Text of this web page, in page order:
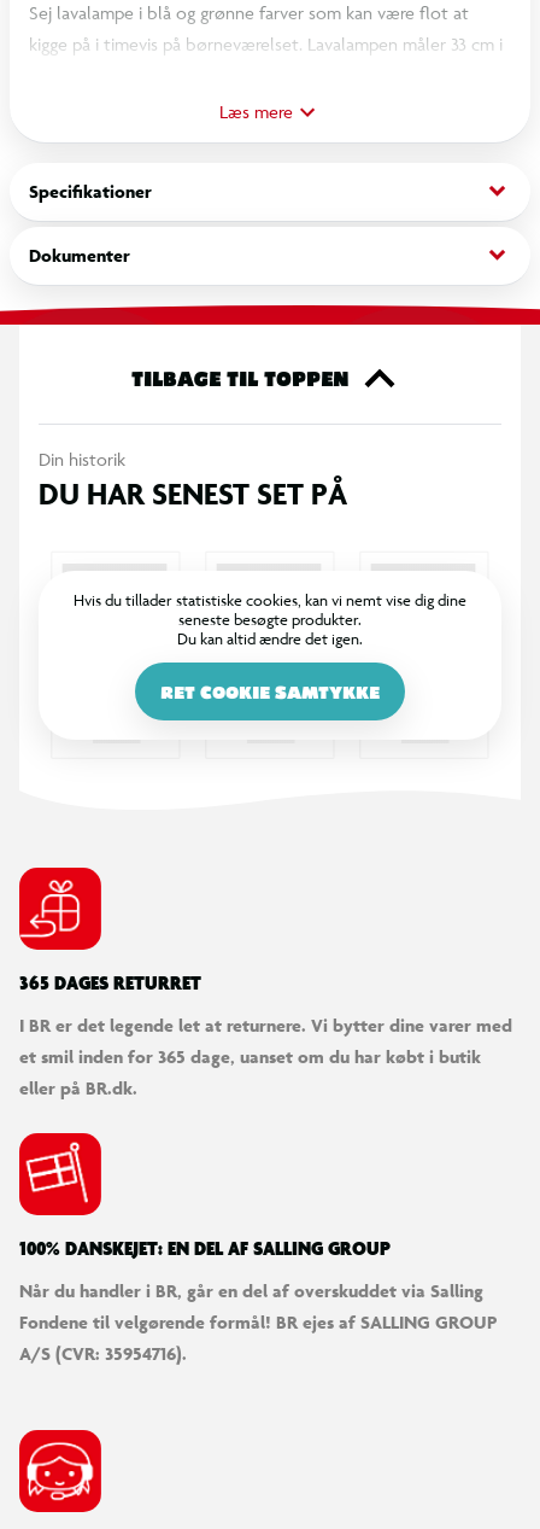
Sej lavalampe i blå og grønne farver som kan være flot at
kigge på i timevis på børneværelset. Lavalampen måler 33 cm i
Læs mere
Specifikationer keyboard_arrow_down
Dokumenter keyboard_arrow_down
TILBAGE TIL TOPPEN
Din historik
DU HAR SENEST SET PÅ
Hvis du tillader statistiske cookies, kan vi nemt vise dig dine
seneste besøgte produkter.
Du kan altid ændre det igen.
RET COOKIE SAMTYKKE
365 DAGES RETURRET
I BR er det legende let at returnere. Vi bytter dine varer med
et smil inden for 365 dage, uanset om du har købt i butik
eller på BR.dk.
100% DANSKEJET: EN DEL AF SALLING GROUP
Når du handler i BR, går en del af overskuddet via Salling
Fondene til velgørende formål! BR ejes af SALLING GROUP
A/S (CVR: 35954716).